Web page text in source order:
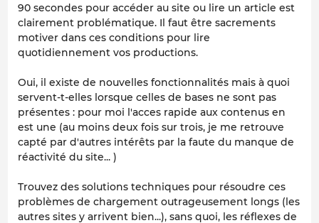
90 secondes pour accéder au site ou lire un article est
clairement problématique. Il faut être sacrements
motiver dans ces conditions pour lire
quotidiennement vos productions.
Oui, il existe de nouvelles fonctionnalités mais à quoi
servent-t-elles lorsque celles de bases ne sont pas
présentes : pour moi l'acces rapide aux contenus en
est une (au moins deux fois sur trois, je me retrouve
capté par d'autres intérêts par la faute du manque de
réactivité du site... )
Trouvez des solutions techniques pour résoudre ces
problèmes de chargement outrageusement longs (les
autres sites y arrivent bien...), sans quoi, les réflexes de